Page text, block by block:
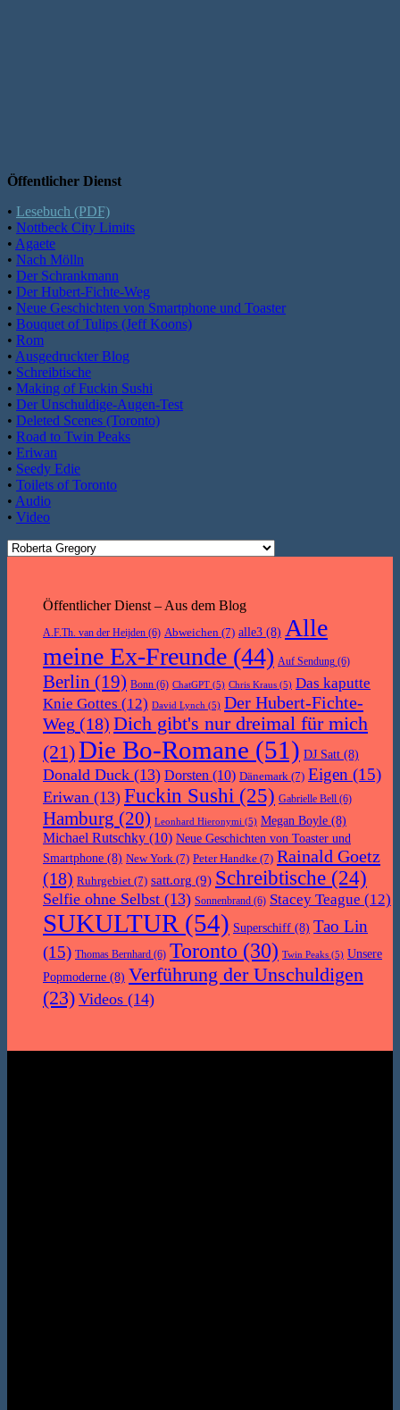
Öffentlicher Dienst
• Lesebuch (PDF)
• Nottbeck City Limits
• Agaete
• Nach Mölln
• Der Schrankmann
• Der Hubert-Fichte-Weg
• Neue Geschichten von Smartphone und Toaster
• Bouquet of Tulips (Jeff Koons)
• Rom
• Ausgedruckter Blog
• Schreibtische
• Making of Fuckin Sushi
• Der Unschuldige-Augen-Test
• Deleted Scenes (Toronto)
• Road to Twin Peaks
• Eriwan
• Seedy Edie
• Toilets of Toronto
• Audio
• Video
Öffentlicher Dienst – Aus dem Blog
A.F.Th. van der Heijden (6) Abweichen (7) alle3 (8) Alle
meine Ex-Freunde (44) Auf Sendung (6)
Berlin (19) Bonn (6) ChatGPT (5) Chris Kraus (5) Das kaputte
Knie Gottes (12) David Lynch (5) Der Hubert-Fichte-
Weg (18) Dich gibt's nur dreimal für mich
(21)Die Bo-Romane (51) DJ Satt (8)
Donald Duck (13) Dorsten (10) Dänemark (7) Eigen (15)
Eriwan (13) Fuckin Sushi (25) Gabrielle Bell (6)
Hamburg (20) Leonhard Hieronymi (5) Megan Boyle (8)
Michael Rutschky (10) Neue Geschichten von Toaster und
Smartphone (8) New York (7) Peter Handke (7) Rainald Goetz
(18) Ruhrgebiet (7) satt.org (9) Schreibtische (24)
Selfie ohne Selbst (13) Sonnenbrand (6) Stacey Teague (12)
SUKULTUR (54) Superschiff (8) Tao Lin
(15) Thomas Bernhard (6) Toronto (30) Twin Peaks (5) Unsere
Popmoderne (8) Verführung der Unschuldigen
(23) Videos (14)